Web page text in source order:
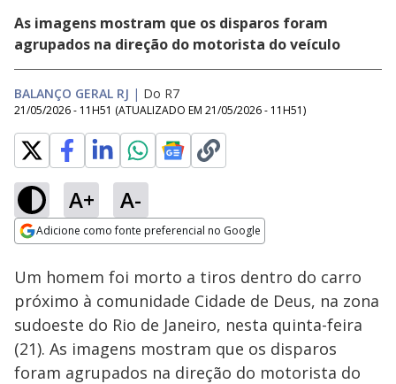
As imagens mostram que os disparos foram
agrupados na direção do motorista do veículo
BALANÇO GERAL RJ | Do R7
21/05/2026 - 11H51 (ATUALIZADO EM 21/05/2026 - 11H51)
A+ A-
Adicione como fonte preferencial no Google
Ativar
Loaded
67.42%
Um homem foi morto a tiros dentro do carro
próximo à comunidade Cidade de Deus, na zona
sudoeste do Rio de Janeiro, nesta quinta-feira
(21). As imagens mostram que os disparos
foram agrupados na direção do motorista do